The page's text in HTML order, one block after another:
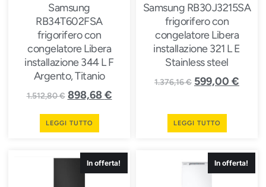
Samsung
RB34T602FSA
frigorifero con
congelatore Libera
installazione 344 L F
Argento, Titanio
1.512,80€ 898,68€
LEGGI TUTTO
Samsung RB30J3215SA
frigorifero con
congelatore Libera
installazione 321 L E
Stainless steel
1.376,16€ 599,00 €
LEGGI TUTTO
In offerta! In offerta!